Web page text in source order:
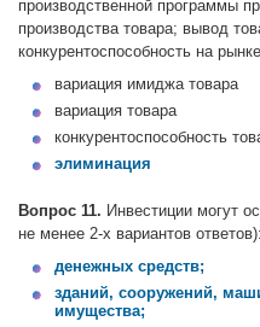
производственной программы
производства товара; вывод
конкурентоспособность на
вариация имиджа товара
вариация товара
конкурентоспособность
элиминация
Вопрос 11. Инвестиции могут
не менее 2-х вариантов ответов):
денежных средств;
зданий, сооружений,
имущества;